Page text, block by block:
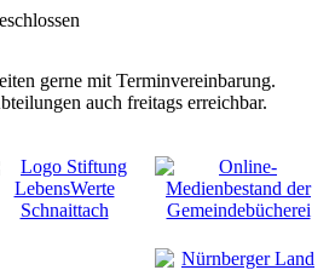
gerne mit Terminvereinbarung.
auch freitags erreichbar.